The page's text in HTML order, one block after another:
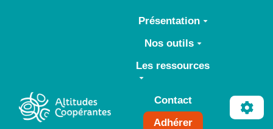
Aller au contenu principal
Présentation
Nos outils
Les ressources
Contact
Adhérer